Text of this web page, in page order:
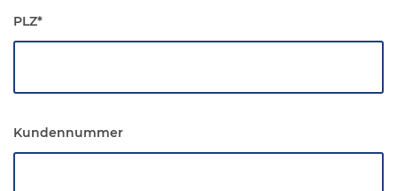
PLZ*
Kundennummer